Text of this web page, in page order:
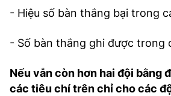
- Hiệu số bàn thắng bại trong
- Số bàn thắng ghi được trong
Nếu vẫn còn hơn hai đội bằng
các tiêu chí trên chỉ cho các